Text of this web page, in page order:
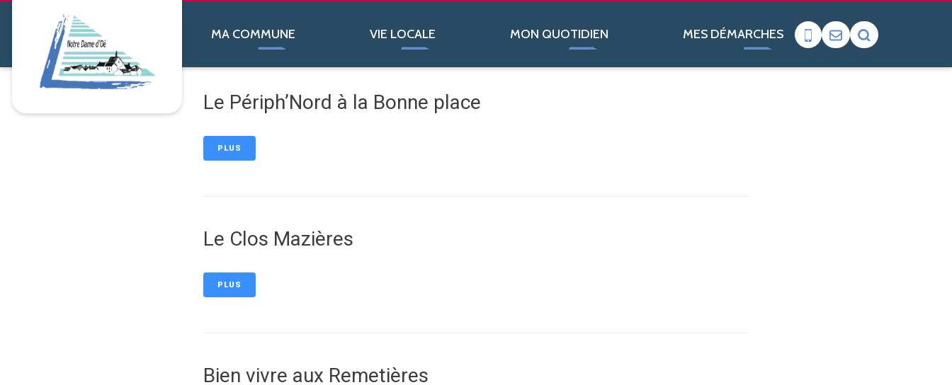
MA COMMUNE VIE LOCALE MON QUOTIDIEN MES DÉMARCHES
Le Périph’Nord à la Bonne place
PLUS
Le Clos Mazières
PLUS
Bien vivre aux Remetières